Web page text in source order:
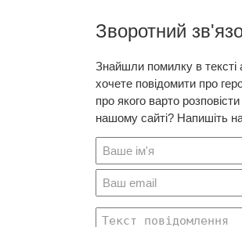
Зворотний
Знайшли помилку в тексті
хочете повідомити про
про якого варто
нашому сайті? Напишіть